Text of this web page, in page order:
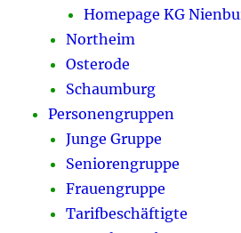
Homepage KG
Northeim
Osterode
Schaumburg
Personengruppen
Junge Gruppe
Seniorengruppe
Frauengruppe
Tarifbeschäftigte